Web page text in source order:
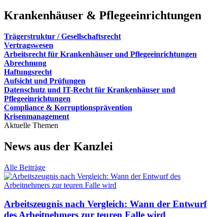
Krankenhäuser & Pflegeeinrichtungen
Trägerstruktur / Gesellschaftsrecht
Vertragswesen
Arbeitsrecht für Krankenhäuser und Pflegeeinrichtungen
Abrechnung
Haftungsrecht
Aufsicht und Prüfungen
Datenschutz und IT-Recht für Krankenhäuser und
Pflegeeinrichtungen
Compliance & Korruptionsprävention
Krisenmanagement
Aktuelle Themen
News aus der Kanzlei
Alle Beiträge
Arbeitszeugnis nach Vergleich: Wann der Entwurf
des Arbeitnehmers zur teuren Falle wird